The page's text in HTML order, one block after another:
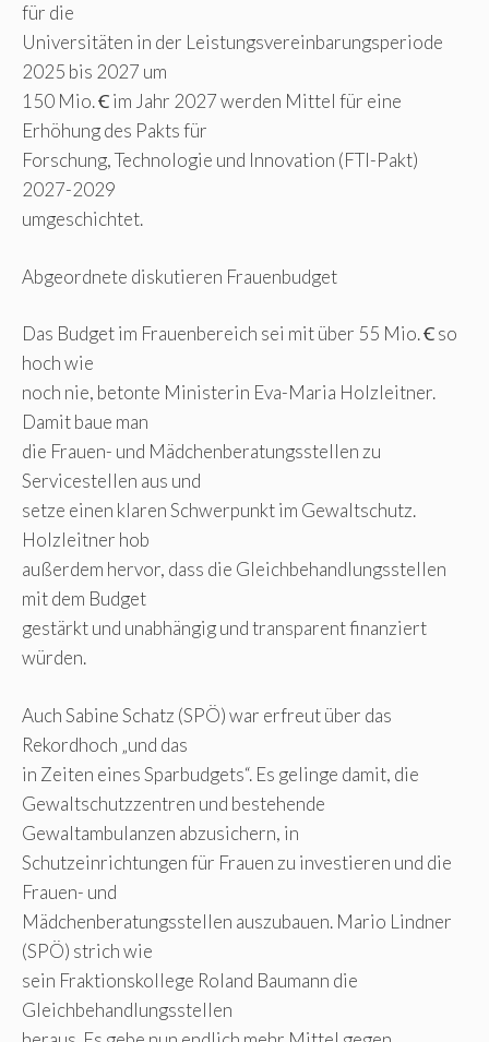
für die
Universitäten in der Leistungsvereinbarungsperiode
2025 bis 2027 um
150 Mio. Ꞓ im Jahr 2027 werden Mittel für eine
Erhöhung des Pakts für
Forschung, Technologie und Innovation (FTI-Pakt)
2027-2029
umgeschichtet.
Abgeordnete diskutieren Frauenbudget
Das Budget im Frauenbereich sei mit über 55 Mio. Ꞓ so
hoch wie
noch nie, betonte Ministerin Eva-Maria Holzleitner.
Damit baue man
die Frauen- und Mädchenberatungsstellen zu
Servicestellen aus und
setze einen klaren Schwerpunkt im Gewaltschutz.
Holzleitner hob
außerdem hervor, dass die Gleichbehandlungsstellen
mit dem Budget
gestärkt und unabhängig und transparent finanziert
würden.
Auch Sabine Schatz (SPÖ) war erfreut über das
Rekordhoch „und das
in Zeiten eines Sparbudgets“. Es gelinge damit, die
Gewaltschutzzentren und bestehende
Gewaltambulanzen abzusichern, in
Schutzeinrichtungen für Frauen zu investieren und die
Frauen- und
Mädchenberatungsstellen auszubauen. Mario Lindner
(SPÖ) strich wie
sein Fraktionskollege Roland Baumann die
Gleichbehandlungsstellen